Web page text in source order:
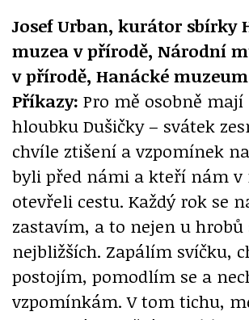
Josef Urban, kurátor sbírky
muzea v přírodě, Národní
v přírodě, Hanácké
Příkazy: Pro mě osobně
hloubku Dušičky – svátek
chvíle ztišení a vzpomínek
byli před námi a kteří nám v
otevřeli cestu. Každý rok se
zastavím, a to nejen u hrobů
nejbližších. Zapálím svíčku,
postojím, pomodlím se a
vzpomínkám. V tom tichu,